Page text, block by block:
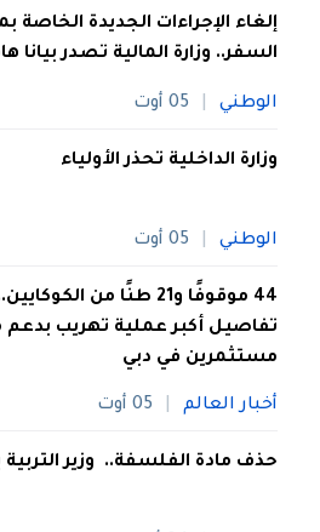
إلغاء الإجراءات الجديدة الخاصة
السفر.. وزارة المالية تصدر بيانا
الوطني 05 أوت
وزارة الداخلية تحذر الأولياء
الوطني 05 أوت
44 موقوفًا و21 طنًا من
تفاصيل أكبر عملية تهريب بدعم
مستثمرين في دبي
أخبار العالم 05 أوت
حذف مادة الفلسفة.. وزير التربية